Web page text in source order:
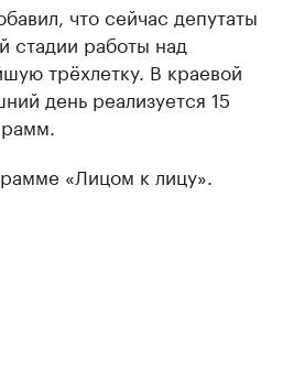
что сейчас депутаты
стадии работы над
трёхлетку. В краевой
день реализуется 15
«Лицом к лицу».